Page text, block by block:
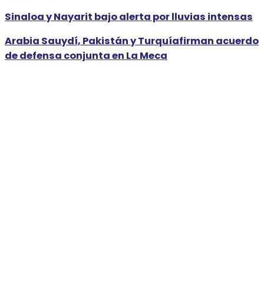
Sinaloa y Nayarit bajo alerta por lluvias intensas
Arabia Sauydí, Pakistán y Turquíafirman acuerdo
de defensa conjunta en La Meca